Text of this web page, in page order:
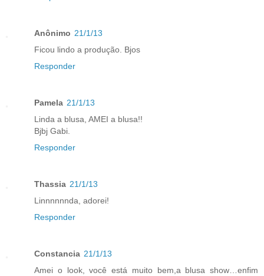
Anônimo 21/1/13
Ficou lindo a produção. Bjos
Responder
Pamela 21/1/13
Linda a blusa, AMEI a blusa!!
Bjbj Gabi.
Responder
Thassia 21/1/13
Linnnnnnda, adorei!
Responder
Constancia 21/1/13
Amei o look, você está muito bem,a blusa show…enfim